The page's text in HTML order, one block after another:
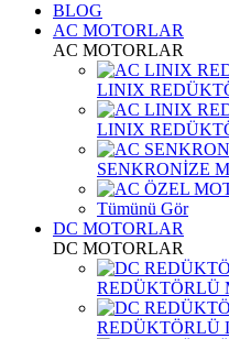
BLOG
AC MOTORLAR
AC MOTORLAR
LINIX
LINIX
SENKRONİZE
Tümünü Gör
DC MOTORLAR
DC MOTORLAR
REDÜKTÖRLÜ
REDÜKTÖRLÜ